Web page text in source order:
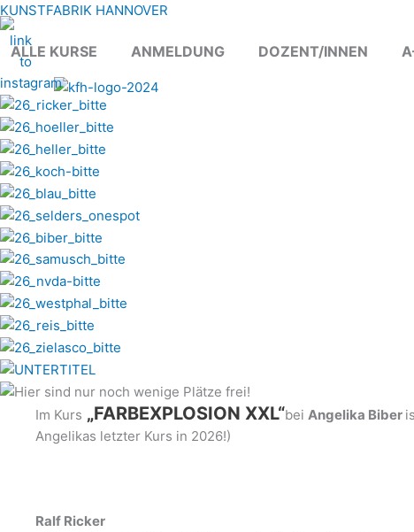
Zum
Inhalt
springen
KUNSTFABRIK HANNOVER
ALLE KURSE ANMELDUNG DOZENT/INNEN
Im Kurs „FARBEXPLOSION XXL“bei Angelika Biber
Angelikas letzter Kurs in 2026!)
Ralf Ricker